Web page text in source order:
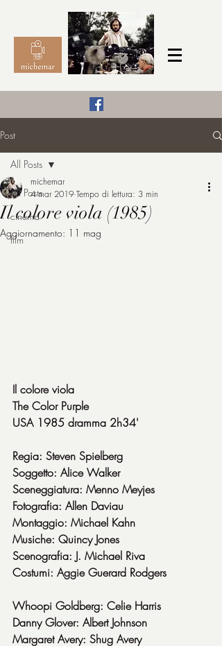
michemar
Post
All Posts
cinema
film
All Posts
Il colore viola (1985)
michemar
4 mar 2019 Tempo di lettura: 3 min
Aggiornamento: 11 mag
Il colore viola
The Color Purple
USA 1985 dramma 2h34'
Regia: Steven Spielberg
Soggetto: Alice Walker
Sceneggiatura: Menno Meyjes
Fotografia: Allen Daviau
Montaggio: Michael Kahn
Musiche: Quincy Jones
Scenografia: J. Michael Riva
Costumi: Aggie Guerard Rodgers
Whoopi Goldberg: Celie Harris
Danny Glover: Albert Johnson
Margaret Avery: Shug Avery